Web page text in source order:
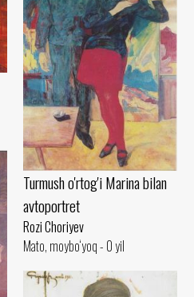
Turmush o'rtog'i Marina bilan
avtoportret
Rozi Choriyev
Mato, moybo‘yoq - 0 yil